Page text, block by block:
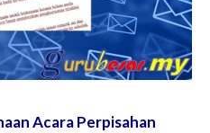
Acara Perpisahan